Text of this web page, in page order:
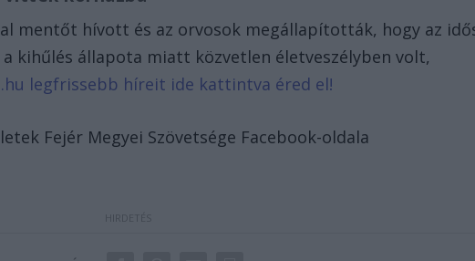
mentőt hívott és az orvosok megállapították, hogy az
kihűlés állapota miatt közvetlen életveszélyben volt,
legfrissebb híreit ide kattintva éred el!
Fejér Megyei Szövetsége Facebook-oldala